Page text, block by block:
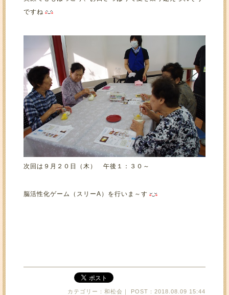
ですね
次回は９月２０日（木） 午後１：３０～
脳活性化ゲーム（スリーA）を行いま～す
カテゴリー：和松会｜ POST：2018.08.09 15:44